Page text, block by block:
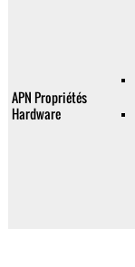
APN Propriétés
Hardware